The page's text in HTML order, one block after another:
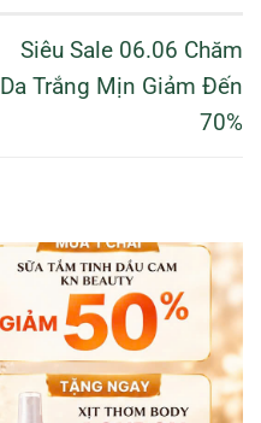
Siêu Sale 06.06 Chăm
Da Trắng Mịn Giảm Đến
70%